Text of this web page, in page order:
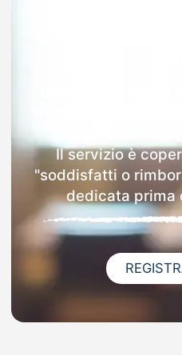
Il servizio è
"soddisfatti o
dedicata prima